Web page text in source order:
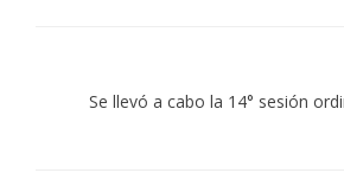
Se llevó a cabo la 14° sesión